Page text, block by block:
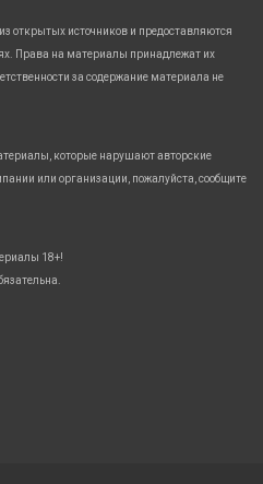
открытых источников и предоставляются
Права на материалы принадлежат их
за содержание материала не
которые нарушают авторские
или организации, пожалуйста, сообщите
18+!